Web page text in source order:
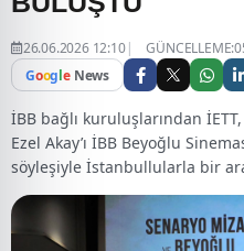
26.06.2026 12:10
Google News
İBB bağlı kuruluşlarından
Ezel Akay’ı İBB Beyoğlu
söyleşiyle İstanbullularla bir